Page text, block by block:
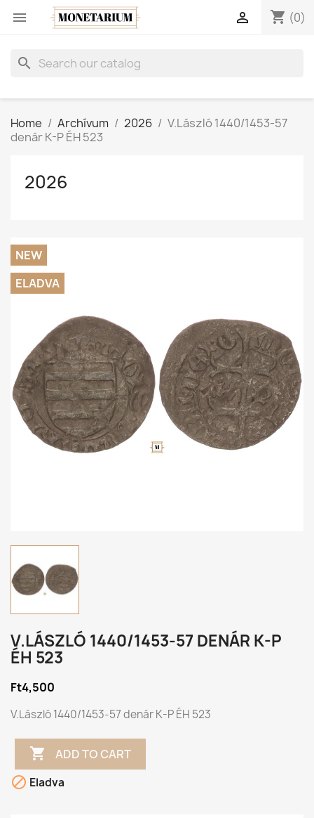
 shopping_cart (0)

search
Home Archívum 2026
V.László 1440/1453-57
denár K-P ÉH 523
2026
NEW
ELADVA
V.LÁSZLÓ 1440/1453-57 DENÁR K-P
ÉH 523
Ft4,500
V.László 1440/1453-57 denár K-P ÉH 523
 ADD TO CART
 Eladva